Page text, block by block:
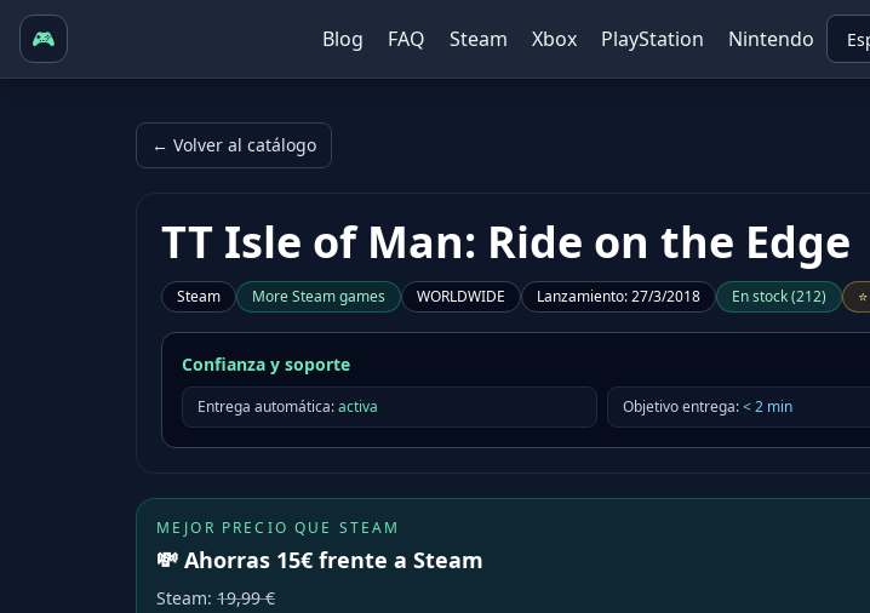
🎮 Blog FAQ Steam Xbox PlayStation Nintendo
← Volver al catálogo
TT Isle of Man: Ride on the Edge
Steam MoreSteamgames WORLDWIDE Lanzamiento:27/3/2018 En stock(212) ⭐
Confianza y soporte
Entrega automática:activa Objetivo entrega:<2min
MEJOR PRECIO QUE STEAM
💸 Ahorras 15€ frente a Steam
Steam: 19,99 €